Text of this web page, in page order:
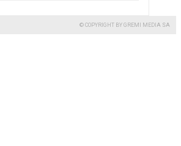
© COPYRIGHT BY GREMI MEDIA SA